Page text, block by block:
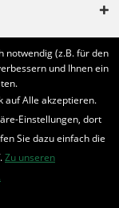
Otto
notwendig (z.B. für den
und Ihnen ein
auf Alle akzeptieren.
Einstellungen, dort
Sie dazu einfach die
Zu unseren